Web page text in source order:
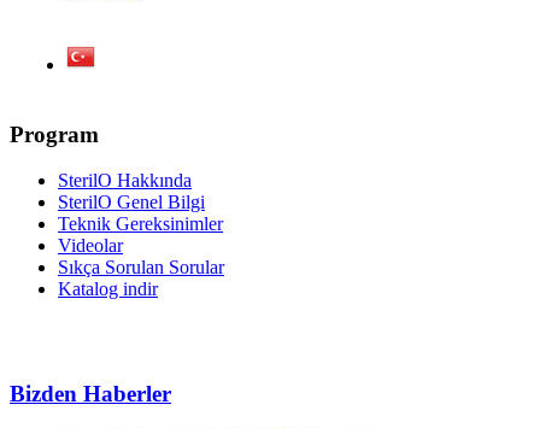
Program
SterilO Hakkında
SterilO Genel Bilgi
Teknik Gereksinimler
Videolar
Sıkça Sorulan Sorular
Katalog indir
Bizden Haberler